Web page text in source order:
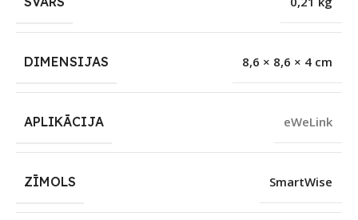
DIMENSIJAS 8,6 × 8,6 × 4 cm
APLIKĀCIJA eWeLink
ZĪMOLS SmartWise